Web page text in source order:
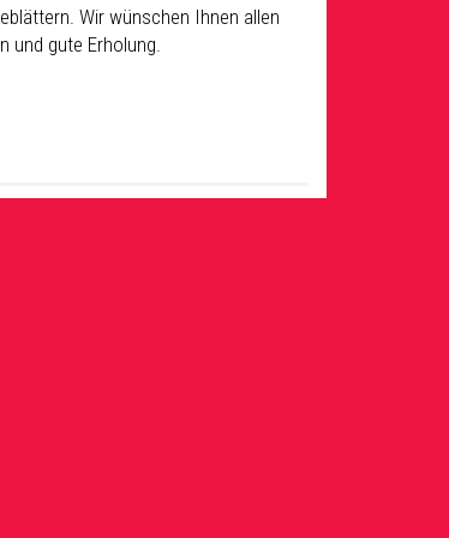
Wir wünschen Ihnen allen
und gute Erholung.